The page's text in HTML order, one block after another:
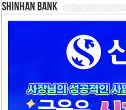
SHINHAN BANK